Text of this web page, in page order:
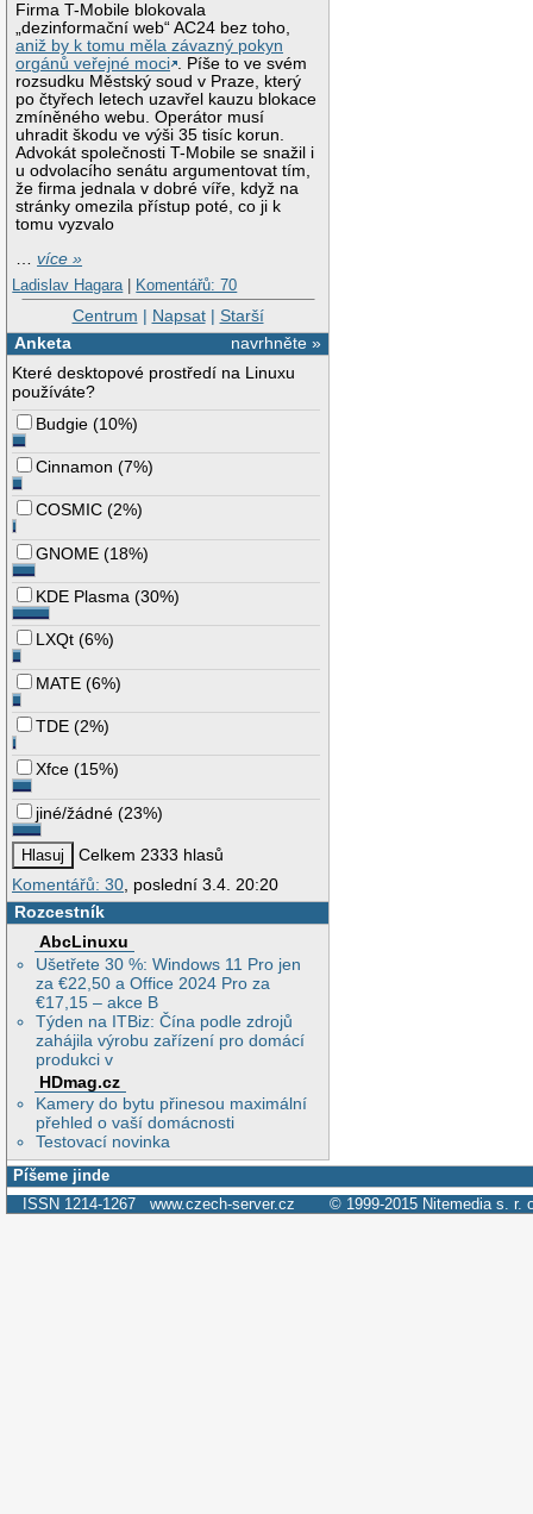
Firma T-Mobile blokovala
„dezinformační web“ AC24 bez toho,
aniž by k tomu měla závazný pokyn
orgánů veřejné moci . Píše to ve svém
rozsudku Městský soud v Praze, který
po čtyřech letech uzavřel kauzu blokace
zmíněného webu. Operátor musí
uhradit škodu ve výši 35 tisíc korun.
Advokát společnosti T-Mobile se snažil i
u odvolacího senátu argumentovat tím,
že firma jednala v dobré víře, když na
stránky omezila přístup poté, co ji k
tomu vyzvalo
…více »
Ladislav Hagara | Komentářů: 70
Centrum | Napsat| Starší
navrhněte »
Anketa
Které desktopové prostředí na Linuxu
používáte?
Budgie (10%)
Cinnamon (7%)
COSMIC (2%)
GNOME (18%)
KDE Plasma (30%)
LXQt (6%)
MATE (6%)
TDE (2%)
Xfce (15%)
jiné/žádné (23%)
Celkem 2333 hlasů
Komentářů: 30, poslední 3.4. 20:20
Rozcestník
AbcLinuxu
Ušetřete 30 %: Windows 11 Pro jen
za €22,50 a Office 2024 Pro za
€17,15 – akce B
Týden na ITBiz: Čína podle zdrojů
zahájila výrobu zařízení pro domácí
produkci v
HDmag.cz
Kamery do bytu přinesou maximální
přehled o vaší domácnosti
Testovací novinka
Píšeme jinde
ISSN 1214-1267 www.czech-server.cz © 1999-2015 Nitemedia s. r.